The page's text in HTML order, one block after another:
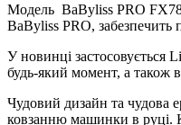
Модель BaByliss PRO
BaByliss PRO, забезпечить
У новинці застосовується
будь-який момент, а також
Чудовий дизайн та чудова
ковзанню машинки в руці.